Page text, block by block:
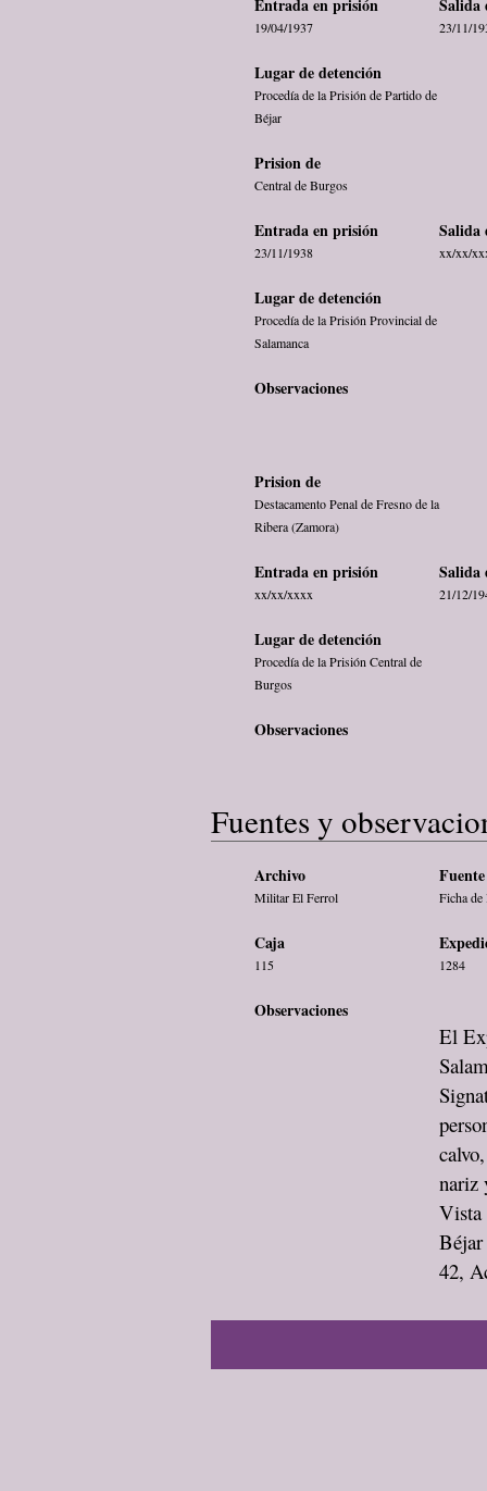
Entrada en prisión Salida
19/04/1937 23/11/
Lugar de detención
Procedía de la Prisión de Partido de
Béjar
Prision de
Central de Burgos
Entrada en prisión Salida
23/11/1938 xx/xx/
Lugar de detención
Procedía de la Prisión Provincial de
Salamanca
Observaciones
Prision de
Destacamento Penal de Fresno de la
Ribera (Zamora)
Entrada en prisión Salida
xx/xx/xxxx 21/12/
Lugar de detención
Procedía de la Prisión Central de
Burgos
Observaciones
Fuentes y
Archivo
Militar El Ferrol Ficha de
Caja
115 1284
Observaciones
El
nariz
Vista
42,